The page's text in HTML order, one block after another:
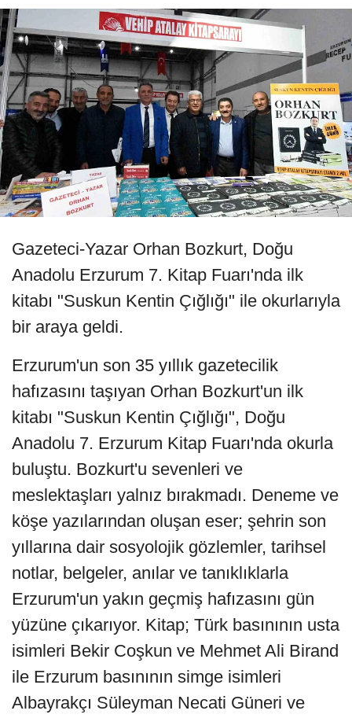
Gazeteci-Yazar Orhan Bozkurt, Doğu
Anadolu Erzurum 7. Kitap Fuarı'nda ilk
kitabı "Suskun Kentin Çığlığı" ile okurlarıyla
bir araya geldi.
Erzurum'un son 35 yıllık gazetecilik
hafızasını taşıyan Orhan Bozkurt'un ilk
kitabı "Suskun Kentin Çığlığı", Doğu
Anadolu 7. Erzurum Kitap Fuarı'nda okurla
buluştu. Bozkurt'u sevenleri ve
meslektaşları yalnız bırakmadı. Deneme ve
köşe yazılarından oluşan eser; şehrin son
yıllarına dair sosyolojik gözlemler, tarihsel
notlar, belgeler, anılar ve tanıklıklarla
Erzurum'un yakın geçmiş hafızasını gün
yüzüne çıkarıyor. Kitap; Türk basınının usta
isimleri Bekir Coşkun ve Mehmet Ali Birand
ile Erzurum basınının simge isimleri
Albayrakçı Süleyman Necati Güneri ve